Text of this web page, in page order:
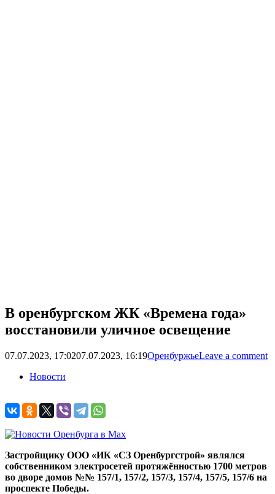
В оренбургском ЖК «Времена года»
восстановили уличное освещение
07.07.2023, 17:0207.07.2023, 16:19ОренбуржьеLeave a comment
Новости
Застройщику ООО «ИК «СЗ Оренбургстрой» являлся
собственником электросетей протяжённостью 1700 метров
во дворе домов №№ 157/1, 157/2, 157/3, 157/4, 157/5, 157/6 на
проспекте Победы.